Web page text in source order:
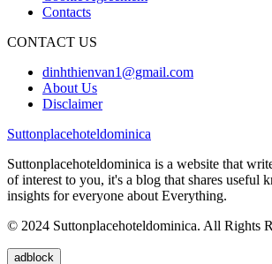
Contacts
CONTACT US
dinhthienvan1@gmail.com
About Us
Disclaimer
Suttonplacehoteldominica
Suttonplacehoteldominica is a website that
of interest to you, it's a blog that shares useful
insights for everyone about Everything.
© 2024 Suttonplacehoteldominica. All Rights
adblock